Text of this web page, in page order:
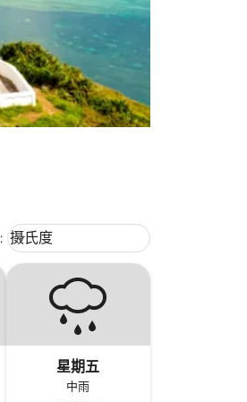
: Weather unit option 摄氏度
摄氏度
keyboard_arrow_down
星期五
中雨